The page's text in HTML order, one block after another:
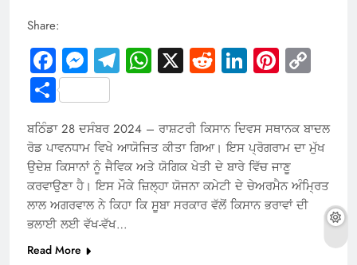
Share:
Facebook
Messenger
Telegram
WhatsApp
X RedditLinkedIn
Share
ਬਠਿੰਡਾ 28 ਦਸੰਬਰ 2024 – ਰਾਸ਼ਟਰੀ ਕਿਸਾਨ ਦਿਵਸ ਸਥਾਨਕ ਬਾਦਲ
ਰੋਡ ਪਾਵਨਧਾਮ ਵਿਖੇ ਆਯੋਜਿਤ ਕੀਤਾ ਗਿਆ। ਇਸ ਪ੍ਰੋਗਰਾਮ ਦਾ ਮੁੱਖ
ਉਦੇਸ਼ ਕਿਸਾਨਾਂ ਨੂੰ ਜੈਵਿਕ ਅਤੇ ਯੋਗਿਕ ਖੇਤੀ ਦੇ ਬਾਰੇ ਵਿੱਚ ਜਾਣੂ
ਕਰਵਾਉਣਾ ਹੈ। ਇਸ ਮੌਕੇ ਜ਼ਿਲ੍ਹਾ ਯੋਜਨਾ ਕਮੇਟੀ ਦੇ ਚੇਅਰਮੈਨ ਅੰਮ੍ਰਿਤ
ਲਾਲ ਅਗਰਵਾਲ ਨੇ ਕਿਹਾ ਕਿ ਸੂਬਾ ਸਰਕਾਰ ਵੱਲੋਂ ਕਿਸਾਨ ਭਰਾਵਾਂ ਦੀ
ਭਲਾਈ ਲਈ ਵੱਖ-ਵੱਖ…
Read More